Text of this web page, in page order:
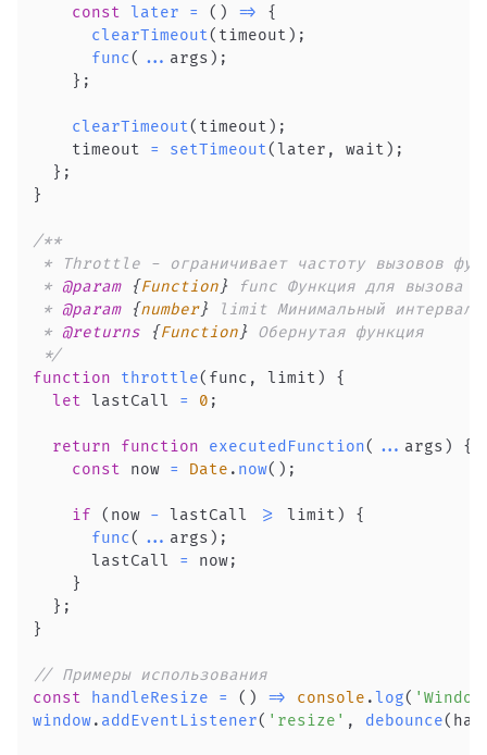
const later = ( ) =>
{
clearTimeout( timeout ) ;
func( ... args ) ;
} ;
clearTimeout( timeout ) ;
    timeout
= setTimeout(later , wait ) ;
} ;
}
* @param {Function } func
* @param {number}
limit
* @returns {Function }
*/
function
throttle( func , limit )
{
let lastCall = 0 ;
return function executedFunction( ... args )
{
const now = Date . now( ) ;
if ( now - lastCall >= limit )
{
func( ... args ) ;
      lastCall
= now;
}
} ;
}
// Примеры использования
const
handleResize = ( ) => console .log(
window. addEventListener( 'resize' , debounce(